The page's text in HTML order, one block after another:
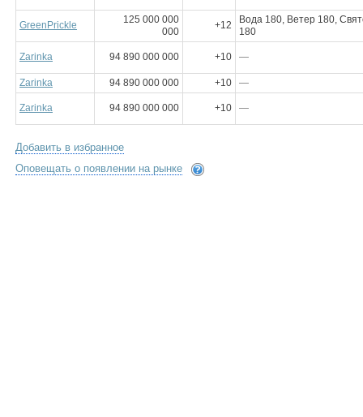
GreenPrickle
125 000 000
000
+12
Вода 180, Ветер 180,
180
Zarinka 94 890 000 000 +10 —
Zarinka 94 890 000 000 +10 —
Zarinka 94 890 000 000 +10 —
Добавить в избранное
Оповещать о появлении на рынке